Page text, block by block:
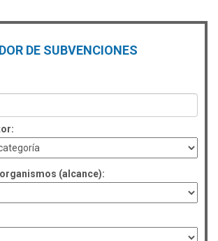
DE SUBVENCIONES
(alcance):